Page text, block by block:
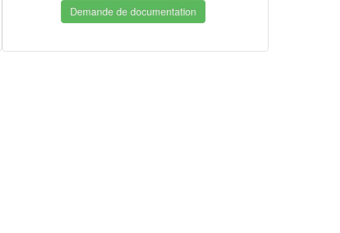
Demande de documentation